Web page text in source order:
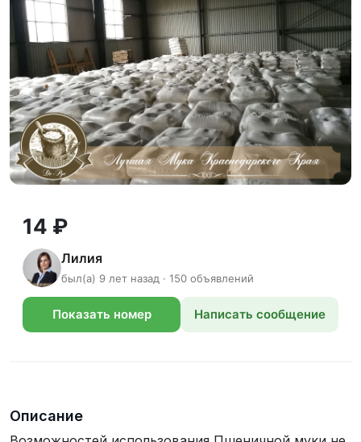
14 ₽
Лилия
был(а) 9 лет назад · 150 объявлений
Показать номер Написать сообщение
Описание